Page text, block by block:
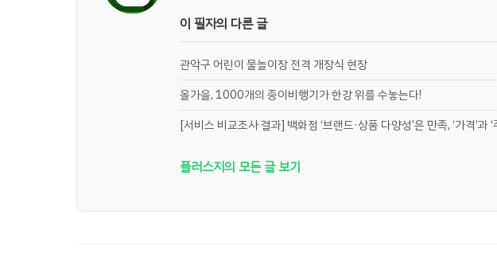
이 필자의 다른 글
관악구 어린이 물놀이장 전격 개장식 현장
올가을, 1000개의 종이비행기가 한강 위를 수놓는다!
[서비스 비교조사 결과] 백화점 ‘브랜드·상품 다양성’은 만족, ‘가격’과 ‘
플러스지의 모든 글 보기